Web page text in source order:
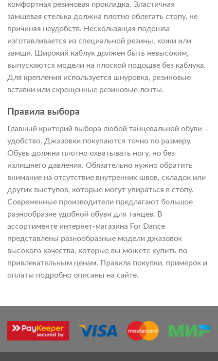
комфортная резиновая прокладка. Эластичная
замшевая стелька должна плотно облегать стопу, не
причиняя неудобств. Нескользящая подошва
изготавливается из специальной резины, кожи или
замши. Широкий каблук должен быть невысоким,
выпускаются модели на плоской подошве без каблука.
Для крепления используется шнуровка, резиновые
вставки или скрещенные резиновые ленты.
Правила выбора
Главный критерий выбора любой танцевальной обуви –
удобство. Джазовки покупаются точно по размеру.
Обувь должна плотно охватывать ногу, но без
излишнего давления. Обязательно нужно обратить
внимание на отсутствие внутренних швов, складок или
других выступов, которые могут упираться в стопу.
Современные производители предлагают большое
разнообразие удобной обуви для танцев. В
ассортименте интернет-магазина For Dance
представлены разнообразные модели джазовок
высокого качества, которые вы можете купить по
привлекательным ценам. Правила покупки, примерок и
оплаты подробно описаны на сайте.